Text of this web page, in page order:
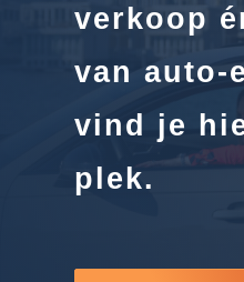
verkoop
van auto-
vind je
plek.